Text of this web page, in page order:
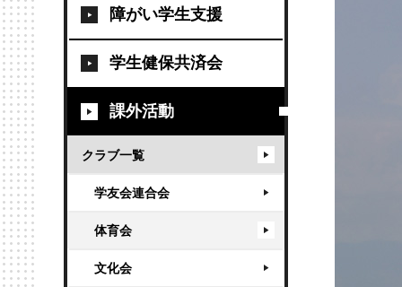
障がい学生支援
学生健保共済会
課外活動
クラブ一覧
学友会連合会
体育会
文化会